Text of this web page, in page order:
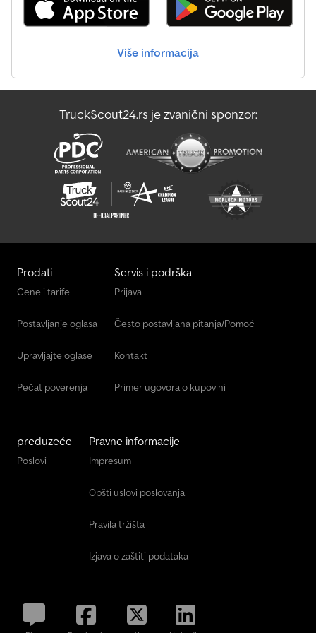
Fendt Tigo 60 Mr Profi
Fendt Twister 13010 T
Mercedes-Benz Vario
Volvo Fh
Više informacija
TruckScout24.rs je zvanični sponzor:
Prodati
Cene i tarife
Postavljanje oglasa
Upravljajte oglase
Pečat poverenja
Servis i podrška
Prijava
Često postavljana pitanja/Pomoć
Kontakt
Primer ugovora o kupovini
preduzeće
Poslovi
Pravne informacije
Impresum
Opšti uslovi poslovanja
Pravila tržišta
Izjava o zaštiti podataka